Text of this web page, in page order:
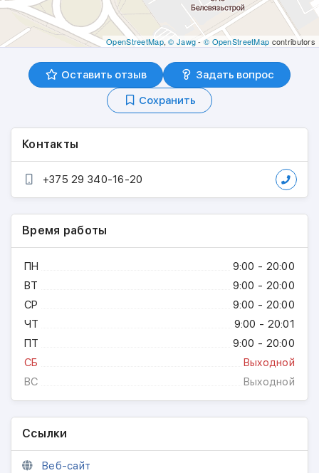
OpenStreetMap,© Jawg- © OpenStreetMap contributors
Оставить отзыв
Задать вопрос
Сохранить
Контакты
+375 29 340-16-20
Время работы
ПН
9:00 - 20:00
ВТ
9:00 - 20:00
СР
9:00 - 20:00
ЧТ
9:00 - 20:01
ПТ
9:00 - 20:00
СБ
Выходной
ВС
Выходной
Ссылки
Веб-сайт